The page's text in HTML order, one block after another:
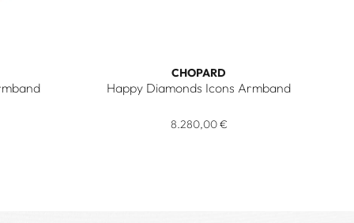
CHOPARD
Happy Diamonds Icons Armband
8.280,00 €